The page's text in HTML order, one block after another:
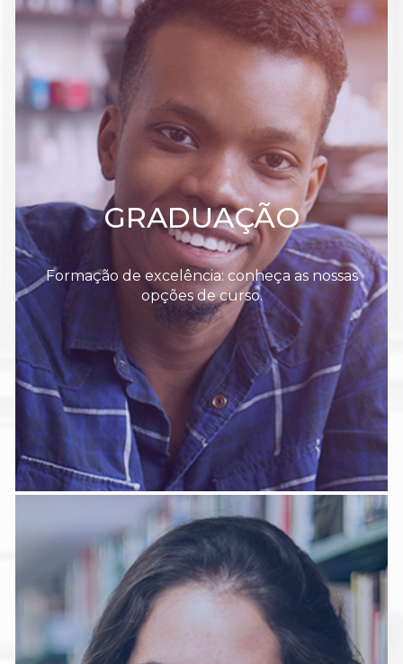
GRADUAÇÃO
Formação de excelência: conheça as nossas
opções de curso.